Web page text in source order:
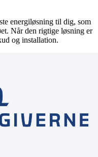
energiløsning til dig, som
Når den rigtige løsning er
og installation.